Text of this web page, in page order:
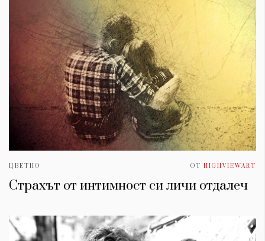
ЦВЕТНО ОТ HIGHVIEWART
Страхът от интимност си личи отдалеч